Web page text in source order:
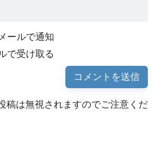
ールで通知
で受け取る
稿は無視されますのでご注意くだ